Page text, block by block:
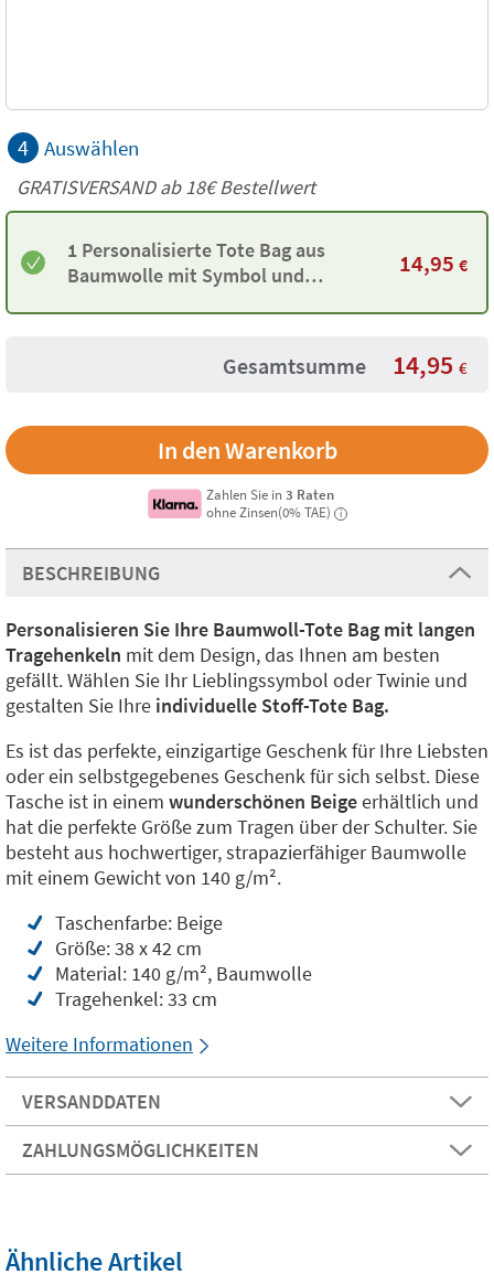
4 Auswählen
GRATISVERSAND ab18€Bestellwert
1 Personalisierte Tote Bag aus
Baumwolle mit Symbol und
14,95 €
Gesamtsumme 14,95 €
Zahlen Sie in3 Raten
ohne Zinsen(0% TAE)
i
BESCHREIBUNG
Personalisieren Sie Ihre Baumwoll-Tote Bag mit langen
Tragehenkeln mit dem Design, das Ihnen am besten
gefällt. Wählen Sie Ihr Lieblingssymbol oder Twinie und
gestalten Sie Ihre individuelle Stoff-Tote Bag.
Es ist das perfekte, einzigartige Geschenk für Ihre Liebsten
oder ein selbstgegebenes Geschenk für sich selbst. Diese
Tasche ist in einem wunderschönen Beigeerhältlich und
hat die perfekte Größe zum Tragen über der Schulter. Sie
besteht aus hochwertiger, strapazierfähiger Baumwolle
mit einem Gewicht von 140 g/m².
Taschenfarbe: Beige
Größe: 38 x 42 cm
Material: 140 g/m², Baumwolle
Tragehenkel: 33 cm
Weitere Informationen
VERSANDDATEN
ZAHLUNGSMÖGLICHKEITEN
Ähnliche Artikel